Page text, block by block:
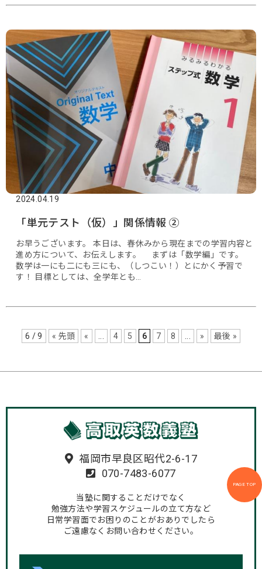
2024.04.19
「単元テスト（仮）」関係情報 ➁
お早うございます。 本日は、春休みから現在までの学習内容と
進め方について、お伝えします。 まずは「数学編」です。
数学は一にも二にも三にも、（しつこい！）とにかく予習で
す！ 目標としては、全学年とも…
6 / 9 « 先頭 « 4 5 6 7 8 » 最後 »
PAGE TOP
福岡市早良区昭代2-6-17
070-7483-6077
当塾に関することだけでなく
勉強方法や学習スケジュールの立て方など
日常学習面でお困りのことがおありでしたら
ご遠慮なくお問い合わせください。